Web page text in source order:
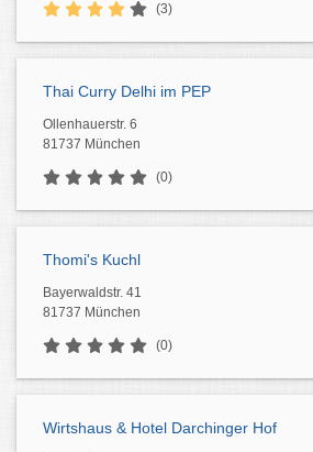
(3)
Thai Curry Delhi im PEP
Ollenhauerstr. 6
81737 München
(0)
Thomi's Kuchl
Bayerwaldstr. 41
81737 München
(0)
Wirtshaus & Hotel Darchinger Hof